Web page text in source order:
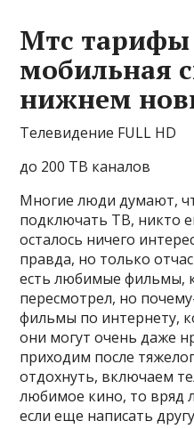
Мтс тарифы
мобильная
нижнем
Телевидение FULL HD
до 200 ТВ каналов
Многие люди думают,
подключать ТВ, никто
осталось ничего
правда, но только
есть любимые фильмы,
пересмотрел, но
фильмы по интернету,
они могут очень даже
приходим после
отдохнуть, включаем
любимое кино, то вряд
если еще написать